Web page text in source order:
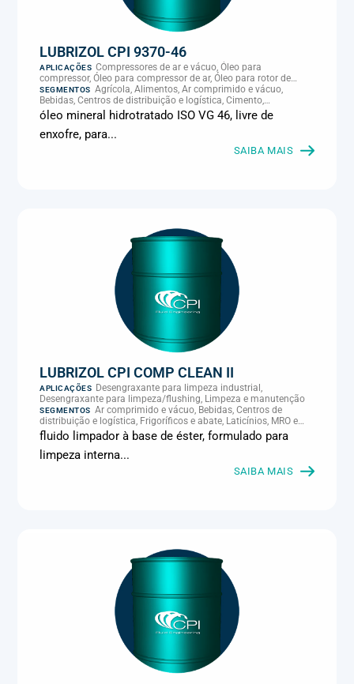
LUBRIZOL CPI 9370-46
APLICAÇÕES Compressores de ar e vácuo, Óleo para
compressor, Óleo para compressor de ar, Óleo para rotor de
compressor, Refrigeração, climatização e compressores
SEGMENTOS Agrícola, Alimentos, Ar comprimido e vácuo,
Bebidas, Centros de distribuição e logística, Cimento,
Climatização e HVAC, Data center, Eletroeletrônica, Embalagens
e latas, Energia (geração), Eólico, Farmacêutica e cosmética,
Frigoríficos e abate, Laticínios, Madeira e móveis,
Metalmecânica, Metalurgia e fundição, Mineração, MRO e
manutenção industrial, Naval e portuário, Panificação, Papel e
óleo mineral hidrotratado ISO VG 46, livre de
enxofre, para...
SAIBA MAIS
LUBRIZOL CPI COMP CLEAN II
APLICAÇÕES
Desengraxante para limpeza industrial,
Desengraxante para limpeza/flushing, Limpeza e manutenção
SEGMENTOS Ar comprimido e vácuo, Bebidas, Centros de
distribuição e logística, Frigoríficos e abate, Laticínios, MRO e
manutenção industrial
fluido limpador à base de éster, formulado para
limpeza interna...
SAIBA MAIS